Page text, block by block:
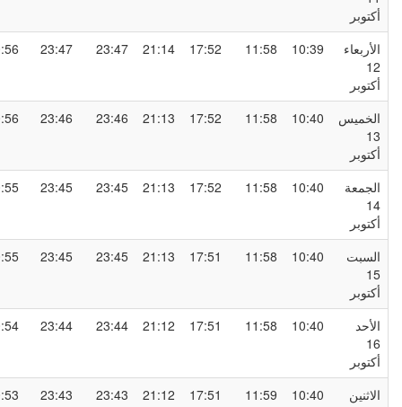
10:39
11:58
17:52
21:14
23:47
23:47
00:56
10:40
11:58
17:52
21:13
23:46
23:46
00:56
10:40
11:58
17:52
21:13
23:45
23:45
00:55
10:40
11:58
17:51
21:13
23:45
23:45
00:55
10:40
11:58
17:51
21:12
23:44
23:44
00:54
10:40
11:59
17:51
21:12
23:43
23:43
00:53